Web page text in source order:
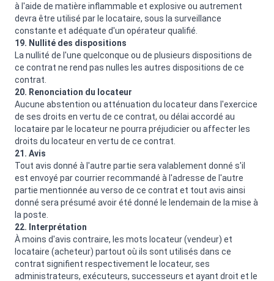
à l'aide de matière inflammable et explosive ou autrement
devra être utilisé par le locataire, sous la surveillance
constante et adéquate d'un opérateur qualifié.
19. Nullité des dispositions
La nullité de l'une quelconque ou de plusieurs dispositions de
ce contrat ne rend pas nulles les autres dispositions de ce
contrat.
20. Renonciation du locateur
Aucune abstention ou atténuation du locateur dans l'exercice
de ses droits en vertu de ce contrat, ou délai accordé au
locataire par le locateur ne pourra préjudicier ou affecter les
droits du locateur en vertu de ce contrat.
21. Avis
Tout avis donné à l'autre partie sera valablement donné s'il
est envoyé par courrier recommandé à l'adresse de l'autre
partie mentionnée au verso de ce contrat et tout avis ainsi
donné sera présumé avoir été donné le lendemain de la mise à
la poste.
22. Interprétation
À moins d'avis contraire, les mots locateur (vendeur) et
locataire (acheteur) partout où ils sont utilisés dans ce
contrat signifient respectivement le locateur, ses
administrateurs, exécuteurs, successeurs et ayant droit et le